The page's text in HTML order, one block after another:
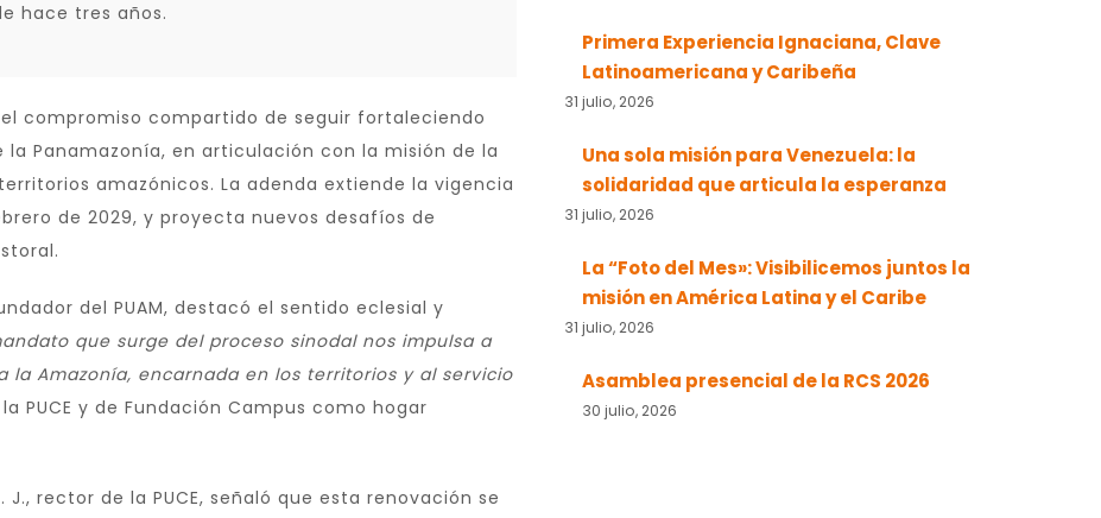
hace tres años.
compromiso compartido de seguir fortaleciendo
Panamazonía, en articulación con la misión de la
amazónicos. La adenda extiende la vigencia
de 2029, y proyecta nuevos desafíos de
del PUAM, destacó el sentido eclesial y
que surge del proceso sinodal nos impulsa a
Amazonía, encarnada en los territorios y al servicio
PUCE y de Fundación Campus como hogar
rector de la PUCE, señaló que esta renovación se
Primera Experiencia Ignaciana, Clave
Latinoamericana y Caribeña
31 julio, 2026
Una sola misión para Venezuela: la
solidaridad que articula la esperanza
31 julio, 2026
La “Foto del Mes»: Visibilicemos juntos la
misión en América Latina y el Caribe
31 julio, 2026
Asamblea presencial de la RCS 2026
30 julio, 2026